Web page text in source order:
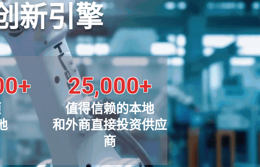
新引擎
25,000+
值得信赖的本地
和外商直接投资供应
商